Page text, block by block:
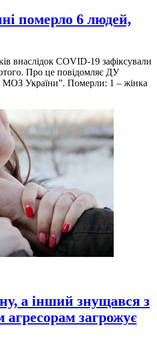
померло 6 людей,
внаслідок COVID-19 зафіксували
Про це повідомляє ДУ
України”. Померли: 1 – жінка
а інший знущався з
агресорам загрожує